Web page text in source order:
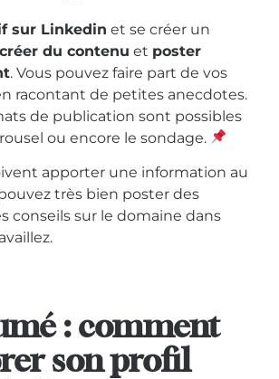
sur Linkedin et se créer un
créer du contenu et poster
. Vous pouvez faire part de vos
racontant de petites anecdotes.
de publication sont possibles
ou encore le sondage.
apporter une information au
très bien poster des
conseils sur le domaine dans
: comment
son profil